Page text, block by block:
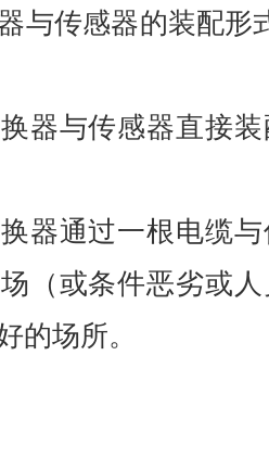
与传感器的装配
器与传感器直接装
器通过一根电缆与
（或条件恶劣或
的场所。